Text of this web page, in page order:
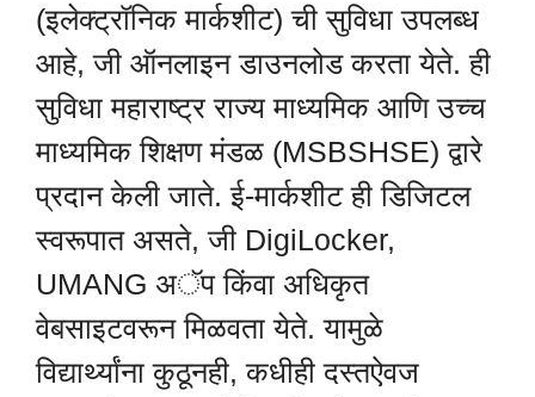
(इलेक्ट्रॉनिक मार्कशीट) ची सुविधा उपलब्ध
आहे, जी ऑनलाइन डाउनलोड करता येते. ही
सुविधा महाराष्ट्र राज्य माध्यमिक आणि उच्च
माध्यमिक शिक्षण मंडळ (MSBSHSE) द्वारे
प्रदान केली जाते. ई-मार्कशीट ही डिजिटल
स्वरूपात असते, जी DigiLocker,
UMANG अॅप किंवा अधिकृत
वेबसाइटवरून मिळवता येते. यामुळे
विद्यार्थ्यांना कुठूनही, कधीही दस्तऐवज